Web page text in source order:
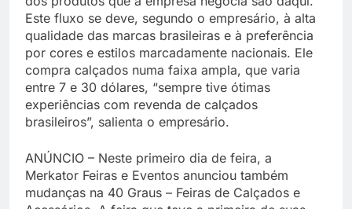
Este fluxo se deve, segundo o empresário, à alta
qualidade das marcas brasileiras e à preferência
por cores e estilos marcadamente nacionais. Ele
compra calçados numa faixa ampla, que varia
entre 7 e 30 dólares, “sempre tive ótimas
experiências com revenda de calçados
brasileiros”, salienta o empresário.
ANÚNCIO – Neste primeiro dia de feira, a
Merkator Feiras e Eventos anunciou também
mudanças na 40 Graus – Feiras de Calçados e